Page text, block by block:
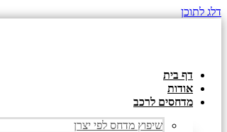
דלג לתוכן
דף בית
אודות
מדחסים לרכב
שיפוץ מדחס לפי יצרן